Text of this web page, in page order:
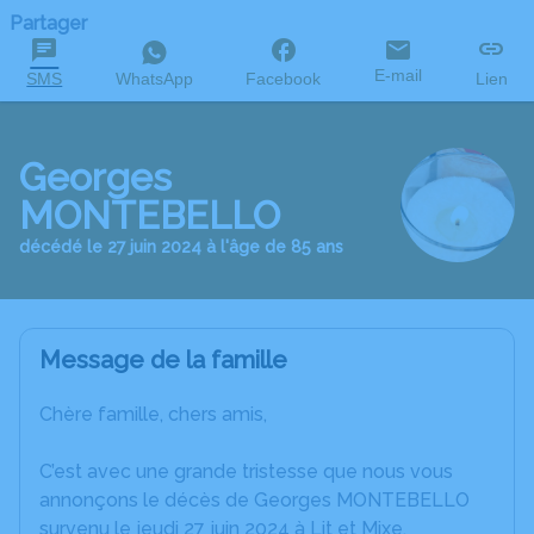
Partager
SMS WhatsApp Facebook E-mail Lien
Georges
MONTEBELLO
décédé le 27 juin 2024 à l'âge de 85 ans
Message de la famille
Chère famille, chers amis,
C’est avec une grande tristesse que nous vous
annonçons le décès de Georges MONTEBELLO
survenu le jeudi 27 juin 2024 à Lit et Mixe.